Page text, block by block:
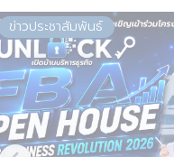
ข่าวประชาสัมพันธ์